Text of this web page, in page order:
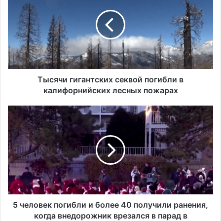
самый высокий уровень угона
автомобилей на душу населения в США
г
и
г
с
к
и
х
с
е
к
в
о
Тысячи гигантских секвой погибли в
калифорнийских лесных пожарах
5
е
л
о
в
е
к
п
5 человек погибли и более 40 получили ранения,
когда внедорожник врезался в парад в